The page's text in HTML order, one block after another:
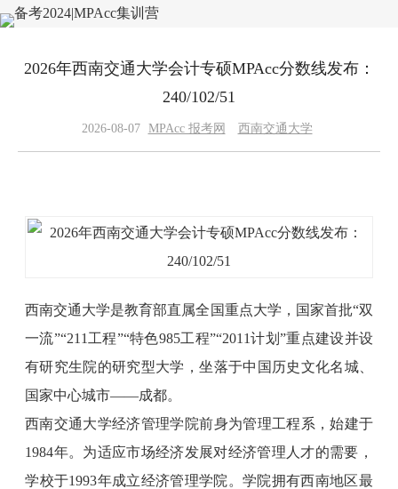
2026年西南交通大学会计专硕MPAcc分数线发布：
240/102/51
2026-08-07 MPAcc 报考网 西南交通大学
西南交通大学是教育部直属全国重点大学，国家首批“双
一流”“211工程”“特色985工程”“2011计划”重点建设并设
有研究生院的研究型大学，坐落于中国历史文化名城、
国家中心城市——成都。
西南交通大学经济管理学院前身为管理工程系，始建于
1984年。为适应市场经济发展对经济管理人才的需要，
学校于1993年成立经济管理学院。学院拥有西南地区最